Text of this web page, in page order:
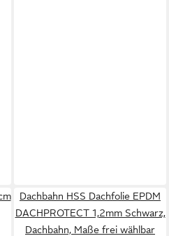
Dachbahn HSS Dachfolie EPDM
DACHPROTECT 1,2mm Schwarz,
Dachbahn, Maße frei wählbar